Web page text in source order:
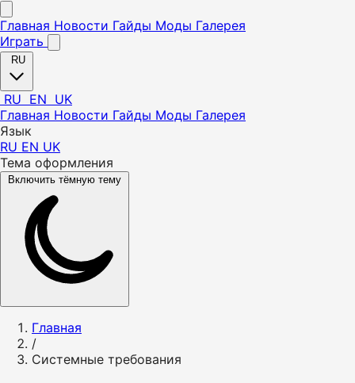
Главная Новости Гайды Моды Галерея
Играть
RU
RU EN UK
Главная Новости Гайды Моды Галерея
Язык
RU EN UK
Тема оформления
Включить тёмную тему
Главная
/
Системные требования